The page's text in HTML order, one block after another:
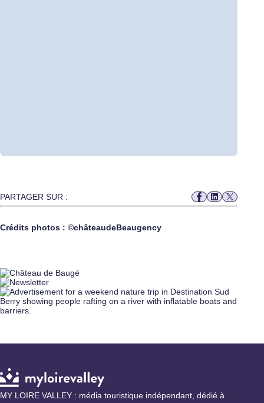
PARTAGER SUR :
Crédits photos : ©châteaudeBeaugency
MY LOIRE VALLEY : média touristique indépendant, dédié à